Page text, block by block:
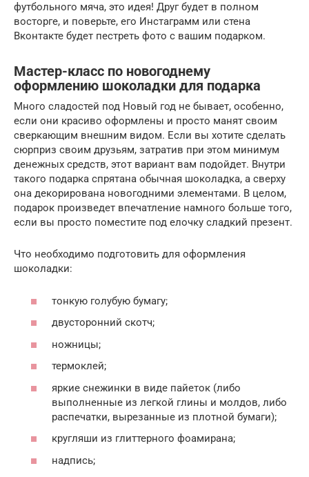
футбольного мяча, это идея! Друг будет в полном
восторге, и поверьте, его Инстаграмм или стена
Вконтакте будет пестреть фото с вашим подарком.
Мастер-класс по новогоднему
оформлению шоколадки для подарка
Много сладостей под Новый год не бывает, особенно,
если они красиво оформлены и просто манят своим
сверкающим внешним видом. Если вы хотите сделать
сюрприз своим друзьям, затратив при этом минимум
денежных средств, этот вариант вам подойдет. Внутри
такого подарка спрятана обычная шоколадка, а сверху
она декорирована новогодними элементами. В целом,
подарок произведет впечатление намного больше того,
если вы просто поместите под елочку сладкий презент.
Что необходимо подготовить для оформления
шоколадки:
тонкую голубую бумагу;
двусторонний скотч;
ножницы;
термоклей;
яркие снежинки в виде пайеток (либо
выполненные из легкой глины и молдов, либо
распечатки, вырезанные из плотной бумаги);
кругляши из глиттерного фоамирана;
надпись;